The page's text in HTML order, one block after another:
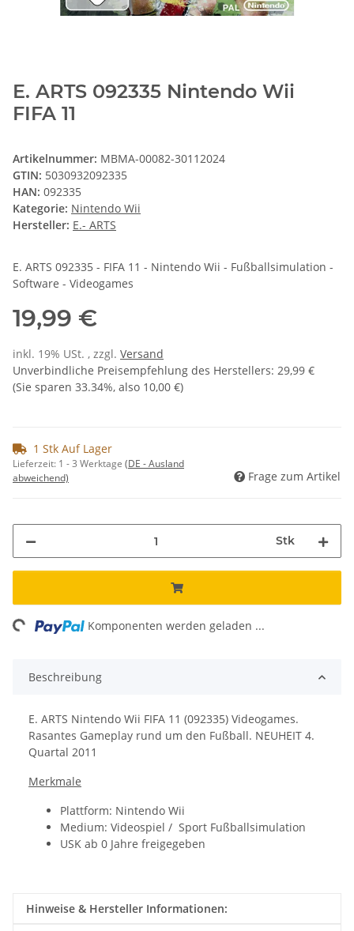
E. ARTS 092335 Nintendo Wii
FIFA 11
Artikelnummer: MBMA-00082-30112024
GTIN: 5030932092335
HAN: 092335
Kategorie: Nintendo Wii
Hersteller: E.- ARTS
E. ARTS 092335 - FIFA 11 - Nintendo Wii - Fußballsimulation -
Software - Videogames
19,99 €
inkl. 19% USt. , zzgl. Versand
Unverbindliche Preisempfehlung des Herstellers: 29,99 €
(Sie sparen 33.34%, also 10,00 €)
1 Stk Auf Lager
Lieferzeit: 1 - 3 Werktage (DE - Ausland
abweichend)
Frage zum Artikel
Stk
Komponenten werden geladen ...
Beschreibung
E. ARTS Nintendo Wii FIFA 11 (092335) Videogames.
Rasantes Gameplay rund um den Fußball. NEUHEIT 4.
Quartal 2011
Merkmale
Plattform: Nintendo Wii
Medium: Videospiel / Sport Fußballsimulation
USK ab 0 Jahre freigegeben
Hinweise & Hersteller Informationen: